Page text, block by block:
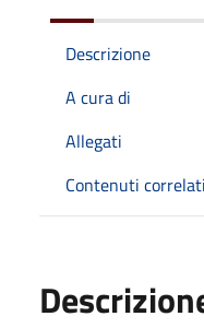
Descrizione
A cura di
Allegati
Contenuti correlati